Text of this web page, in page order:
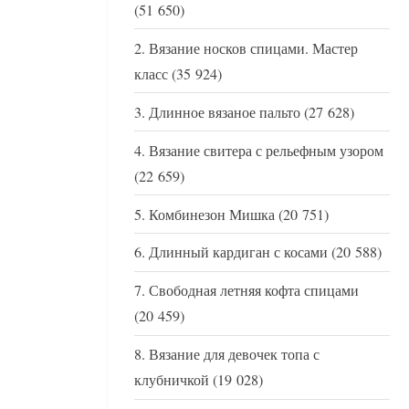
(51 650)
Вязание носков спицами. Мастер
класс(35 924)
Длинное вязаное пальто(27 628)
Вязание свитера с рельефным узором
(22 659)
Комбинезон Мишка(20 751)
Длинный кардиган с косами (20 588)
Свободная летняя кофта спицами
(20 459)
Вязание для девочек топа с
клубничкой (19 028)